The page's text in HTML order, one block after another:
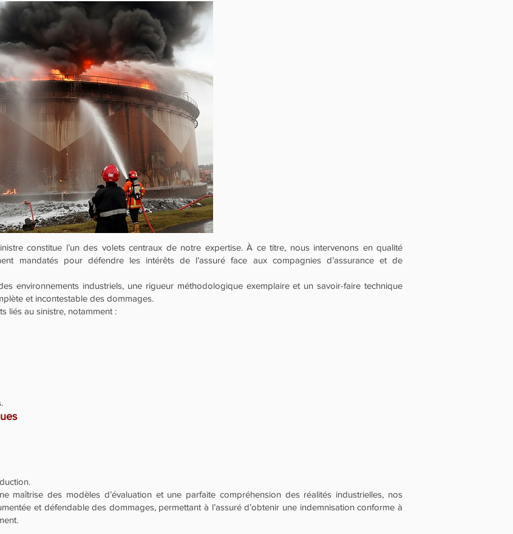
constitue l’un des volets centraux de notre expertise. À ce titre, nous intervenons en qualité
mandatés pour défendre les intérêts de l’assuré face aux compagnies d’assurance et de
environnements industriels, une rigueur méthodologique exemplaire et un savoir-faire technique
et incontestable des dommages.
liés au sinistre, notamment :
maîtrise des modèles d’évaluation et une parfaite compréhension des réalités industrielles, nos
et défendable des dommages, permettant à l’assuré d’obtenir une indemnisation conforme à